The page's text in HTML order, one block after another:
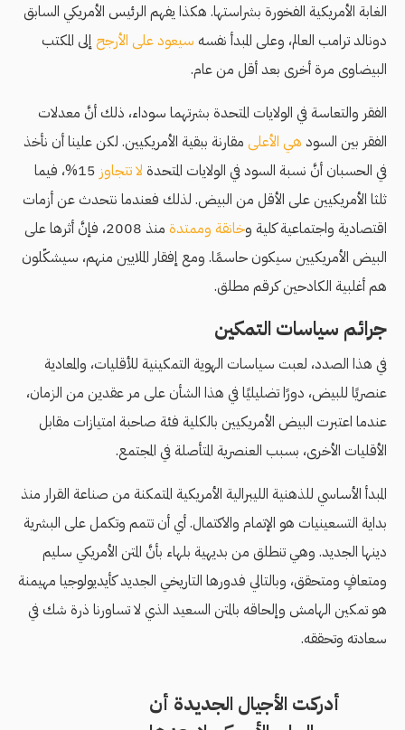
الغابة الأمريكية الفخورة بشراستها. هكذا يفهم الرئيس الأمريكي السابق
دونالد ترامب العالم، وعلى المبدأ نفسه سيعود على الأرجح إلى المكتب
البيضاوى مرة أخرى بعد أقل من عام.
الفقر والتعاسة في الولايات المتحدة بشرتهما سوداء، ذلك أنَّ معدلات
الفقر بين السود هي الأعلى مقارنة ببقية الأمريكيين. لكن علينا أن نأخذ
في الحسبان أنَّ نسبة السود في الولايات المتحدة لا تتجاوز
15%، فيما
ثلثا الأمريكيين على الأقل من البيض. لذلك فعندما نتحدث عن أزمات
اقتصادية واجتماعية كلية وخانقة وممتدة
منذ 2008، فإنَّ أثرها على
البيض الأمريكيين سيكون حاسمًا. ومع إفقار الملايين منهم، سيشكّلون
هم أغلبية الكادحين كرقم مطلق.
جرائم سياسات التمكين
في هذا الصدد، لعبت سياسات الهوية التمكينية للأقليات، والمعادية
عنصريًا للبيض، دورًا تضليليًا في هذا الشأن على مر عقدين من الزمان،
عندما اعتبرت البيض الأمريكيين بالكلية فئة صاحبة امتيازات مقابل
الأقليات الأخرى، بسبب العنصرية المتأصلة في المجتمع.
المبدأ الأساسي للذهنية الليبرالية الأمريكية المتمكنة من صناعة القرار منذ
بداية التسعينيات هو الإتمام والاكتمال. أي أن تتمم وتكمل على البشرية
دينها الجديد. وهي تنطلق من بديهية بلهاء بأنَّ المتن الأمريكي سليم
ومتعافٍ ومتحقق، وبالتالي فدورها التاريخي الجديد كأيديولوجيا مهيمنة
هو تمكين الهامش وإلحاقه بالمتن السعيد الذي لا تساورنا ذرة شك في
سعادته وتحققه.
أدركت الأجيال الجديدة أن